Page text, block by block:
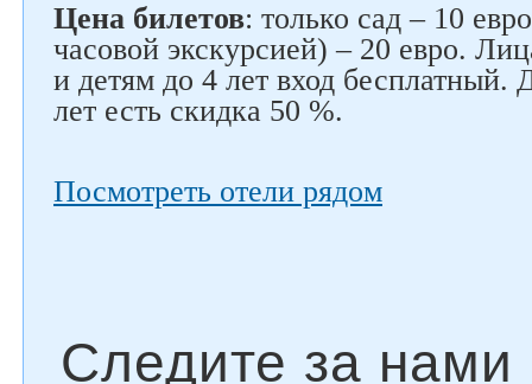
Цена билетов: только сад – 10
часовой экскурсией) – 20 евро.
и детям до 4 лет вход бесплатный.
лет есть скидка 50 %.
Посмотреть отели рядом